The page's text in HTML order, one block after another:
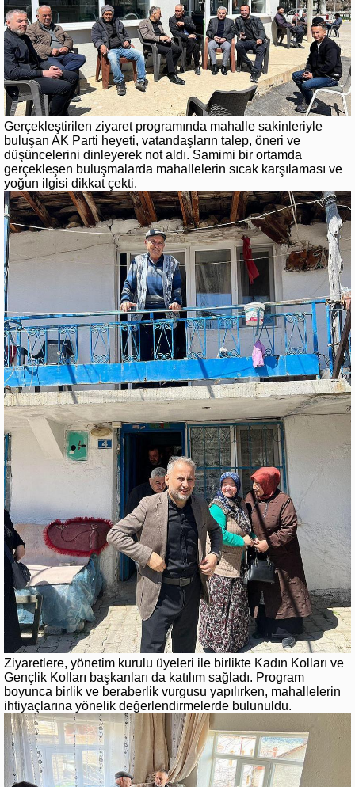
Gerçekleştirilen ziyaret programında mahalle sakinleriyle
buluşan AK Parti heyeti, vatandaşların talep, öneri ve
düşüncelerini dinleyerek not aldı. Samimi bir ortamda
gerçekleşen buluşmalarda mahallelerin sıcak karşılaması ve
yoğun ilgisi dikkat çekti.
Ziyaretlere, yönetim kurulu üyeleri ile birlikte Kadın Kolları ve
Gençlik Kolları başkanları da katılım sağladı. Program
boyunca birlik ve beraberlik vurgusu yapılırken, mahallelerin
ihtiyaçlarına yönelik değerlendirmelerde bulunuldu.